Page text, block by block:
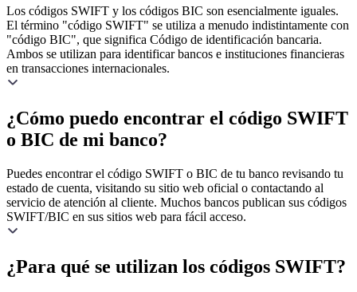
Los códigos SWIFT y los códigos BIC son esencialmente iguales.
El término "código SWIFT" se utiliza a menudo indistintamente con
"código BIC", que significa Código de identificación bancaria.
Ambos se utilizan para identificar bancos e instituciones financieras
en transacciones internacionales.
¿Cómo puedo encontrar el código SWIFT
o BIC de mi banco?
Puedes encontrar el código SWIFT o BIC de tu banco revisando tu
estado de cuenta, visitando su sitio web oficial o contactando al
servicio de atención al cliente. Muchos bancos publican sus códigos
SWIFT/BIC en sus sitios web para fácil acceso.
¿Para qué se utilizan los códigos SWIFT?